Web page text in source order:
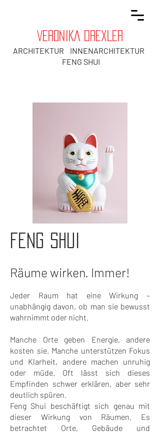
VERONIKA DREXLER
ARCHITEKTUR INNENARCHITEKTUR
FENG SHUI
FENG SHUI
Räume wirken. Immer!
Jeder Raum hat eine Wirkung –
unabhängig davon, ob man sie bewusst
wahrnimmt oder nicht.
Manche Orte geben Energie, andere
kosten sie. Manche unterstützen Fokus
und Klarheit, andere machen unruhig
oder müde. Oft lässt sich dieses
Empfinden schwer erklären, aber sehr
deutlich spüren.
Feng Shui beschäftigt sich genau mit
dieser Wirkung von Räumen. Es
betrachtet Orte, Gebäude und